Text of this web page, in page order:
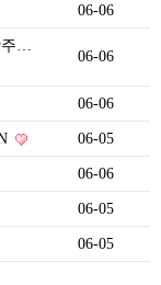
06-06
주…
06-06
06-06
06-05
06-06
06-05
06-05